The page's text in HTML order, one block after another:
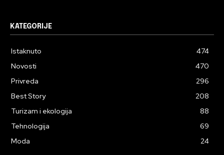
KATEGORIJE
Istaknuto
474
Novosti
470
Privreda
296
Best Story
208
Turizam i ekologija
88
Tehnologija
69
Moda
24